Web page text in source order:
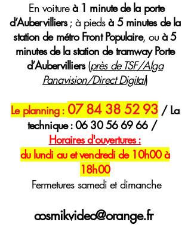
En voitureà 1 minute de la porte
d’Aubervilliers; à piedsà 5 minutes de la
station de métro Front Populaire, ouà 5
minutes de la station de tramway Porte
d’Aubervilliers(près de TSF/Alga
Panavision/Direct Digital)
Le planning : 07 84 38 52 93 / La
technique :06 30 56 69 66/
Horairesd'ouvertures :
du lundi au et vendredi de 10h00 à
18h00
Fermetures samedi et dimanche
cosmikvideo@orange.fr